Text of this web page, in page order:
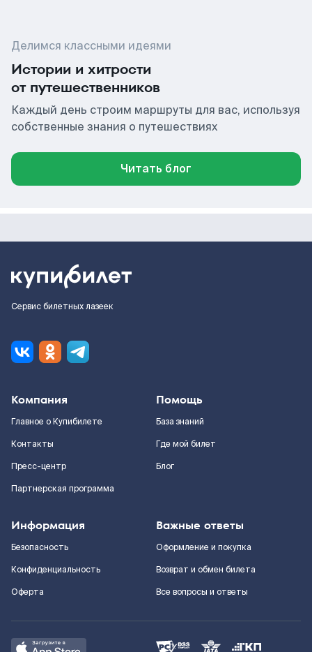
Делимся классными идеями
Истории и хитрости
от путешественников
Каждый день строим маршруты для вас, используя
собственные знания о путешествиях
Читать блог
Сервис билетных лазеек
Компания
Главное о Купибилете
Контакты
Пресс-центр
Партнерская программа
Помощь
База знаний
Где мой билет
Блог
Информация
Безопасность
Конфиденциальность
Оферта
Важные ответы
Оформление и покупка
Возврат и обмен билета
Все вопросы и ответы